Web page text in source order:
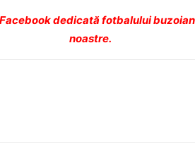
dedicată fotbalului
noastre.